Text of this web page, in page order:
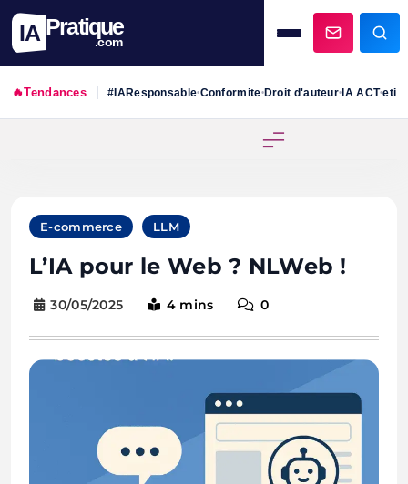
IA Pratique
.com
🔥Tendances #IAResponsable•Conformite•Droit d'auteur•IA ACT•
E-commerce LLM
L’IA pour le Web ? NLWeb !
30/05/2025 4 mins 0